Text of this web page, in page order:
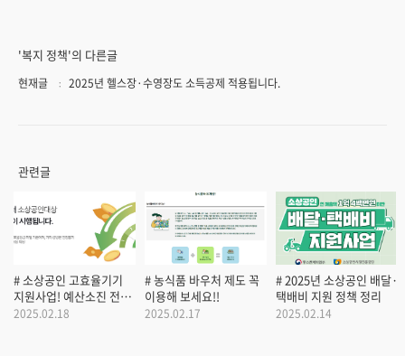
'복지 정책'의 다른글
현재글 2025년 헬스장·수영장도 소득공제 적용됩니다.
관련글
# 소상공인 고효율기기
지원사업! 예산소진 전
빨리 신청하세요.
2025.02.18
# 농식품 바우처 제도 꼭
이용해 보세요!!
2025.02.17
# 2025년 소상공인 배달·
택배비 지원 정책 정리
2025.02.14